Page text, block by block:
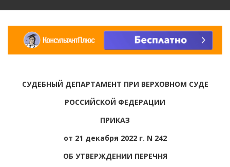
СУДЕБНЫЙ ДЕПАРТАМЕНТ ПРИ ВЕРХОВНОМ СУДЕ
РОССИЙСКОЙ ФЕДЕРАЦИИ
ПРИКАЗ
от 21 декабря 2022 г. N 242
ОБ УТВЕРЖДЕНИИ ПЕРЕЧНЯ